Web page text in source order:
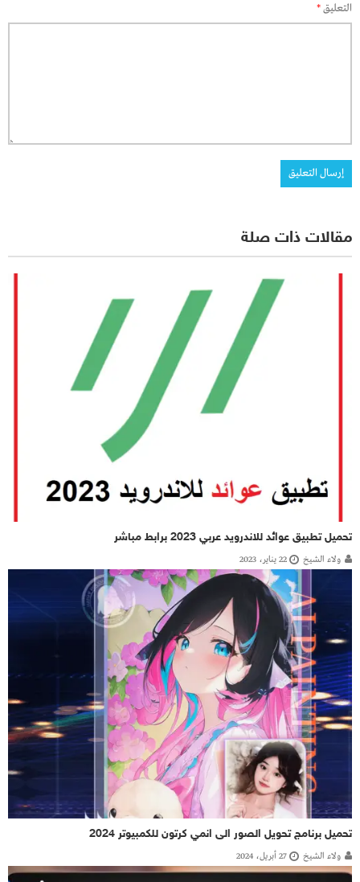
التعليق*
مقالات ذات صلة
تحميل تطبيق عوائد للاندرويد عربي 2023 برابط مباشر
ولاء الشيخ 22 يناير، 2023
تحميل برنامج تحويل الصور الى انمي كرتون للكمبيوتر 2024
ولاء الشيخ 27 أبريل، 2024